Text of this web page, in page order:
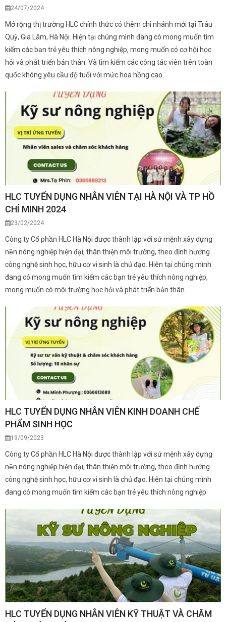
24/07/2024
Mở rộng thị trường HLC chính thức có thêm chi nhánh mới tại Trâu
Quỳ, Gia Lâm, Hà Nội. Hiện tại chúng mình đang có mong muốn tìm
kiếm các bạn trẻ yêu thích nông nghiệp, mong muốn có cơ hội học
hỏi và phát triển bản thân. Và tìm kiếm các công tác viên trên toàn
quốc không yêu cầu độ tuổi với mức hoa hồng cao.
HLC TUYỂN DỤNG NHÂN VIÊN TẠI HÀ NỘI VÀ TP HỒ
CHÍ MINH 2024
23/02/2024
Công ty Cổ phần HLC Hà Nội được thành lập với sứ mệnh xây dựng
nền nông nghiệp hiện đại, thân thiện môi trường, theo định hướng
công nghệ sinh học, hữu cơ vi sinh là chủ đạo. Hiên tại chúng mình
đang có mong muốn tìm kiếm các bạn trẻ yêu thích nông nghiệp,
mong muốn có môi trường học hỏi và phát triển bản thân.
HLC TUYỂN DỤNG NHÂN VIÊN KINH DOANH CHẾ
PHẨM SINH HỌC
19/09/2023
Công ty Cổ phần HLC Hà Nội được thành lập với sứ mệnh xây dựng
nền nông nghiệp hiện đại, thân thiện môi trường, theo định hướng
công nghệ sinh học, hữu cơ vi sinh là chủ đạo. Hiên tại chúng mình
đang có mong muốn tìm kiếm các bạn trẻ yêu thích nông nghiệp
HLC TUYỂN DỤNG NHÂN VIÊN KỸ THUẬT VÀ CHĂM